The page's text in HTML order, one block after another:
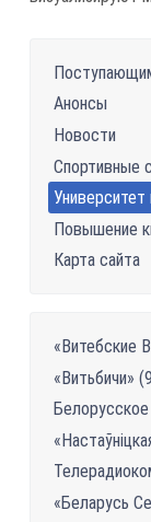
Анонсы
Новости
Спортивные
Повышение
Карта сайта
«Витебские
«Витьбичи»
«Беларусь